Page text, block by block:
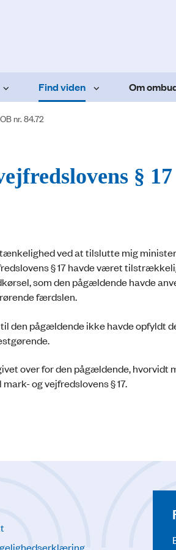
Find viden Om
nr. 84.72
§ 17
ved at tilslutte mig
§ 17 havde været
som den pågældende havde
færdslen.
pågældende ikke havde opfyldt
over for den pågældende, hvorvidt
og vejfredslovens § 17.